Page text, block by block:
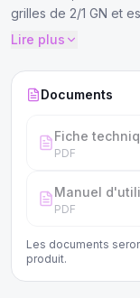
grilles de 2/1 GN et
Lire plus
Documents
Fiche
PDF
Manuel
PDF
Les documents
produit.